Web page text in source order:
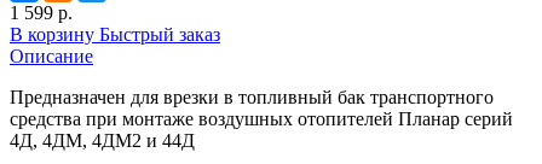
1 599 р.
В корзину Быстрый заказ
Описание
Предназначен для врезки в топливный бак транспортного
средства при монтаже воздушных отопителей Планар серий
4Д, 4ДМ, 4ДМ2 и 44Д